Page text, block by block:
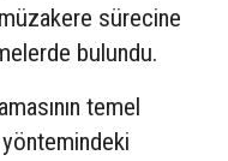
sürecine
bulundu.
temel